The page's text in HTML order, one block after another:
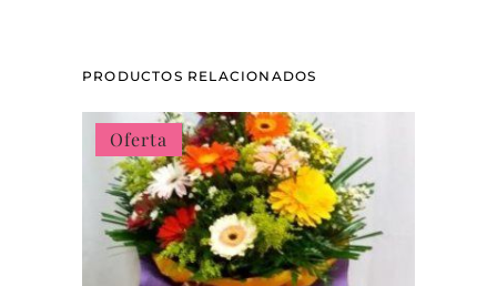
PRODUCTOS RELACIONADOS
Oferta